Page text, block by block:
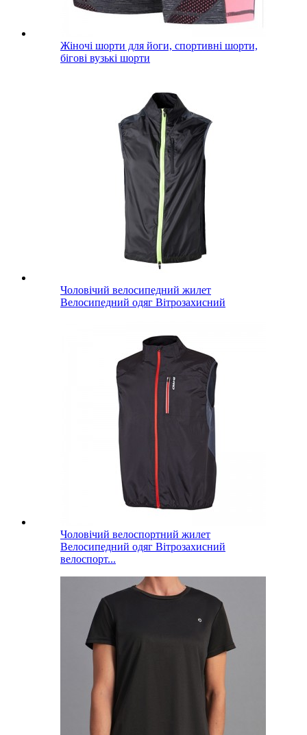
Жіночі шорти для йоги, спортивні шорти,
бігові вузькі шорти
Чоловічий велосипедний жилет
Велосипедний одяг Вітрозахисний
Чоловічий велоспортний жилет
Велосипедний одяг Вітрозахисний
велоспорт...